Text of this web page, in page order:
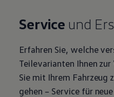
Service und
Erfahren Sie, welche
Teilevarianten Ihnen
Sie mit Ihrem Fahrzeug
gehen – Servicefür